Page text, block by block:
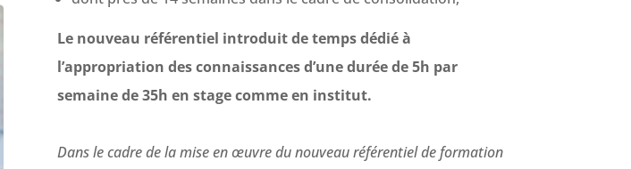
Le nouveau référentiel introduit de temps dédié à
l’appropriation des connaissances d’une durée de 5h par
semaine de 35h en stage comme en institut.
Dans le cadre de la mise en œuvre du nouveau référentiel de formation